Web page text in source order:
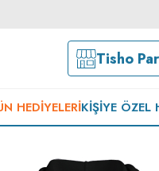
Tisho
HEDIYELERIKIŞIYE ÖZEL